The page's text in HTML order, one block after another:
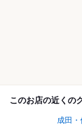
このお店の近くの
成田